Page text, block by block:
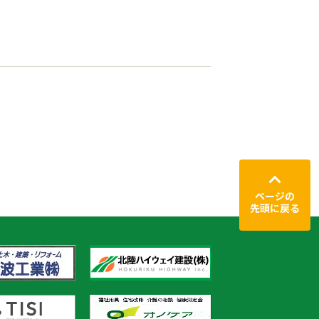
ページの
先頭に戻る